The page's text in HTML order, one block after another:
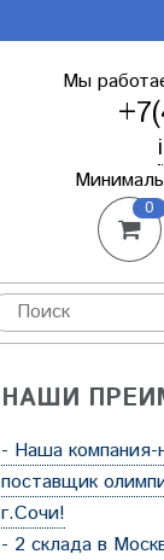
Мы
0
НАШИ
- Наша
поставщик
г.Сочи!
- 2 склада в